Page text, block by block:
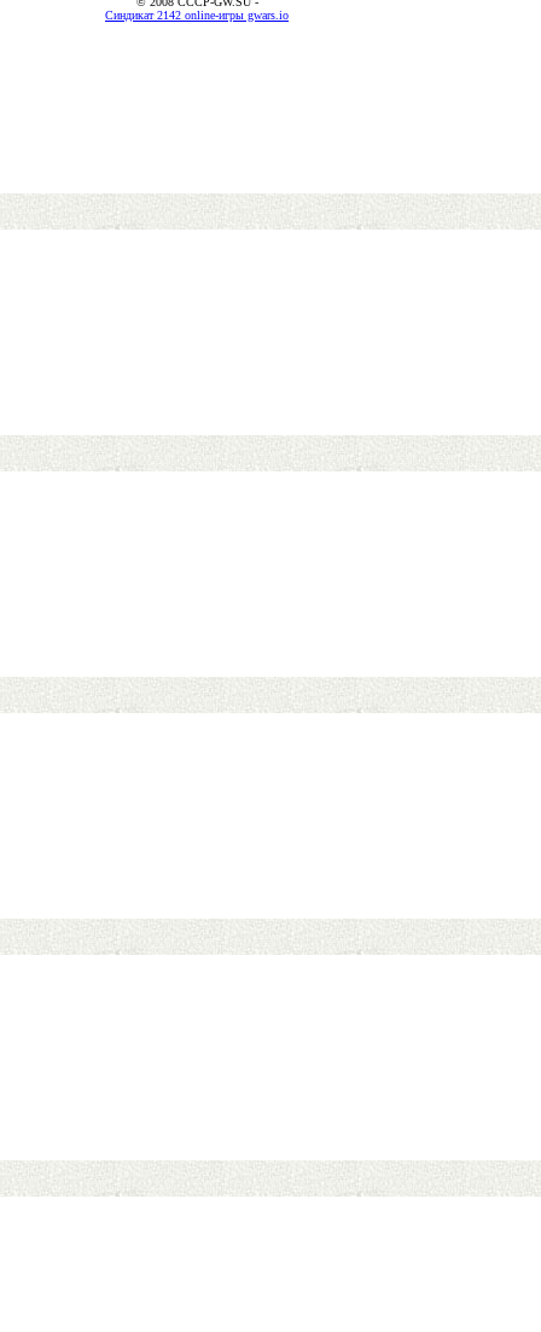
Синдикат 2142 online-игры gwars.io